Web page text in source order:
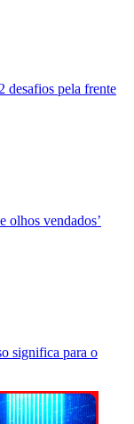
desafios pela frente
olhos vendados’
significa para o